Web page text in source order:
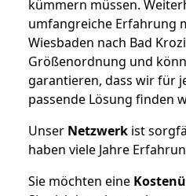
kümmern müssen.
umfangreiche Erfahrung
Wiesbaden nach Bad
Größenordnung und
garantieren, dass wir für
passende Lösung finden
Unser Netzwerk ist
haben viele Jahre
Sie möchten eine